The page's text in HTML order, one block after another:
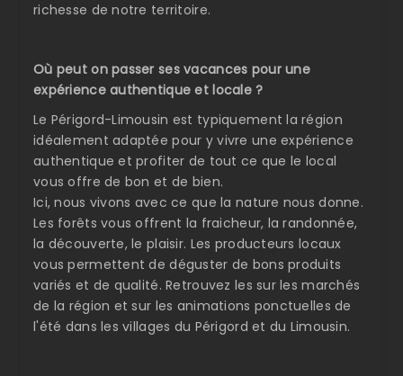
richesse de notre territoire.
Où peut on passer ses vacances pour une
expérience authentique et locale ?
Le Périgord-Limousin est typiquement la région
idéalement adaptée pour y vivre une expérience
authentique et profiter de tout ce que le local
vous offre de bon et de bien.
Ici, nous vivons avec ce que la nature nous donne.
Les forêts vous offrent la fraicheur, la randonnée,
la découverte, le plaisir. Les producteurs locaux
vous permettent de déguster de bons produits
variés et de qualité. Retrouvez les sur les marchés
de la région et sur les animations ponctuelles de
l'été dans les villages du Périgord et du Limousin.